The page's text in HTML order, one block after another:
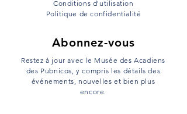
Conditions d'utilisation
Politique de confidentialité
Abonnez-vous
Restez à jour avec le Musée des Acadiens
des Pubnicos, y compris les détails des
événements, nouvelles et bien plus
encore.